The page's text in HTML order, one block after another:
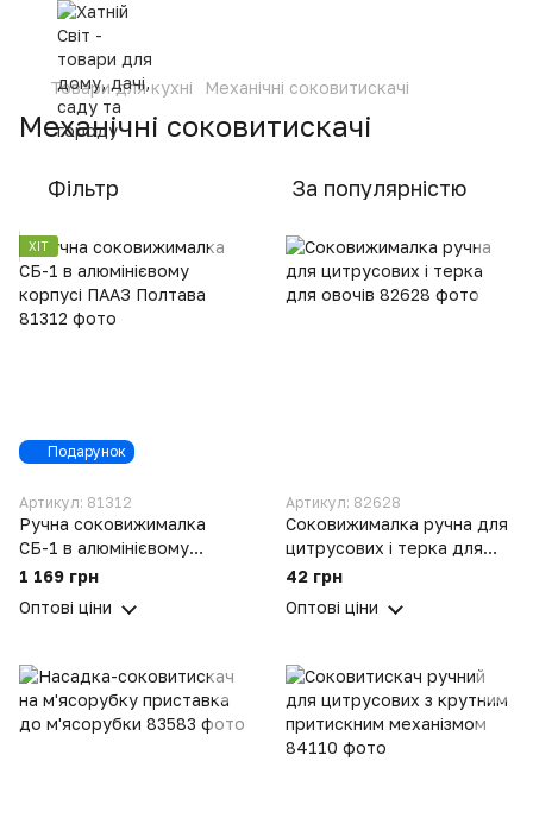
Товари для кухні Механічні соковитискачі
Механічні соковитискачі
Фільтр За популярністю
Подарунок
ХІТ
Артикул: 81312
Ручна соковижималка
СБ-1 в алюмінієвому
корпусі ПААЗ Полтава
1 169 грн
Оптові ціни
Артикул: 82628
Соковижималка ручна для
цитрусових і терка для
овочів
42 грн
Оптові ціни